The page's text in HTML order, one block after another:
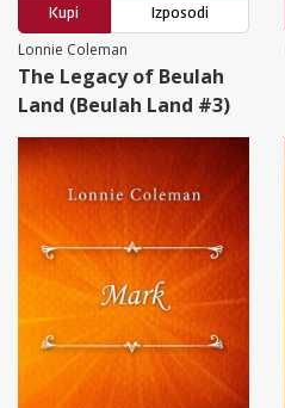
Kupi
Izposodi
Lonnie Coleman
The Legacy of Beulah
Land (Beulah Land #3)